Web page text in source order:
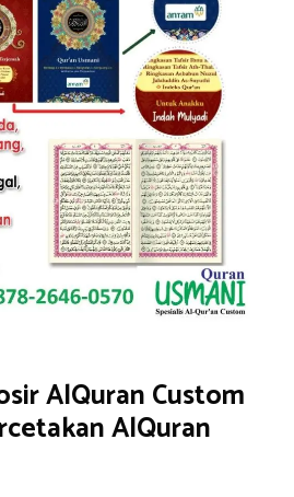
AlQuran Custom
AlQuran